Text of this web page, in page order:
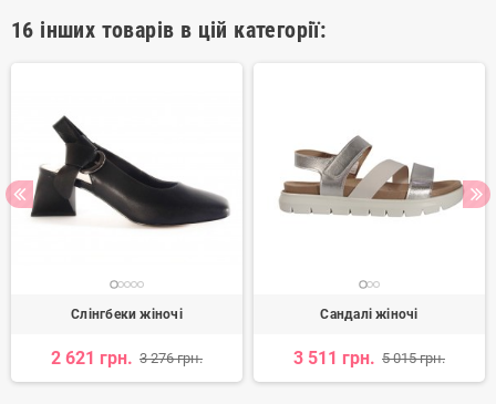
16 інших товарів в цій категорії:
Слінгбеки жіночі
2 621 грн. 3 276 грн.
Сандалі жіночі
3 511 грн. 5 015 грн.